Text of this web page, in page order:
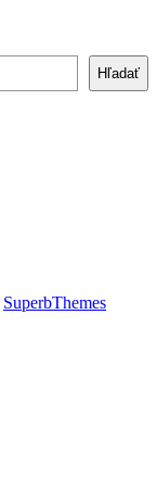
Hľadať
SuperbThemes